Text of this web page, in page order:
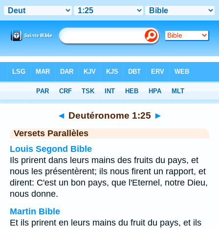
>Chapitre 1 > Verset 25
◄ Deutéronome 1:25 ►
Versets Parallèles
Louis Segond Bible
Ils prirent dans leurs mains des fruits du pays, et
nous les présentèrent; ils nous firent un rapport, et
dirent: C'est un bon pays, que l'Eternel, notre Dieu,
nous donne.
Martin Bible
Et ils prirent en leurs mains du fruit du pays, et ils